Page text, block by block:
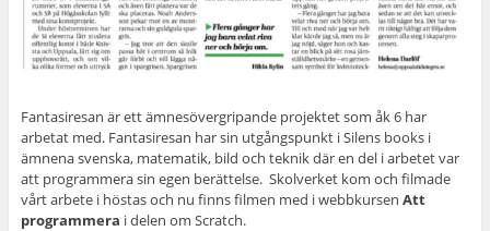
Fantasiresan är ett ämnesövergripande projektet som åk 6 har
arbetat med. Fantasiresan har sin utgångspunkt i Silens books i
ämnena svenska, matematik, bild och teknik där en del i arbetet var
att programmera sin egen berättelse. Skolverket kom och filmade
vårt arbete i höstas och nu finns filmen med i webbkursen Att
programmera i delen om Scratch.